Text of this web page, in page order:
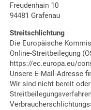
Freudenhain 10
94481 Grafenau
Streitschlichtung
Die Europäische
Online-Streitbeilegung
https://ec.europa.eu/
Unsere E-Mail-Adresse
Wir sind nicht bereit